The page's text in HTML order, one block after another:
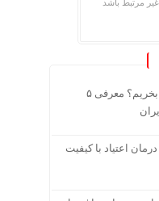
مرتبط باشد
قهوه باکیفیت از کجا بخریم؟ معرفی ۵
اعتیاد با کیفیت